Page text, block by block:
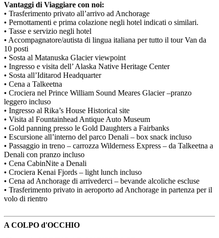
Vantaggi di Viaggiare con noi:
• Trasferimento privato all’arrivo ad Anchorage
• Pernottamenti e prima colazione negli hotel indicati o similari.
• Tasse e servizio negli hotel
• Accompagnatore/autista di lingua italiana per tutto il tour Van da
10 posti
• Sosta al Matanuska Glacier viewpoint
• Ingresso e visita dell’ Alaska Native Heritage Center
• Sosta all’Iditarod Headquarter
• Cena a Talkeetna
• Crociera nel Prince William Sound Meares Glacier –pranzo
leggero incluso
• Ingresso al Rika’s House Historical site
• Visita al Fountainhead Antique Auto Museum
• Gold panning presso le Gold Daughters a Fairbanks
• Escursione all’interno del parco Denali – box snack incluso
• Passaggio in treno – carrozza Wilderness Express – da Talkeetna a
Denali con pranzo incluso
• Cena CabinNite a Denali
• Crociera Kenai Fjords – light lunch incluso
• Cena ad Anchorage di arrivederci – bevande alcoliche escluse
• Trasferimento privato in aeroporto ad Anchorage in partenza per il
volo di rientro
A COLPO d'OCCHIO